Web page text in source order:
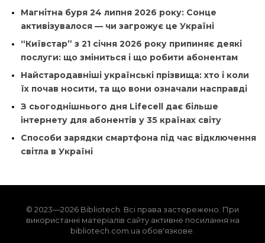
Магнітна буря 24 липня 2026 року: Сонце
активізувалося — чи загрожує це Україні
“Київстар” з 21 січня 2026 року припиняє деякі
послуги: що зміниться і що робити абонентам
Найстародавніші українські прізвища: хто і коли
їх почав носити, та що вони означали насправді
З сьогоднішнього дня Lifecell дає більше
інтернету для абонентів у 35 країнах світу
Способи зарядки смартфона під час відключення
світла в Україні
© 2023—2026 Bibliotech. Всі права застережено. При
використанні матеріалів сайту активне посилання на
bibliotech.com.ua обов'язкове.